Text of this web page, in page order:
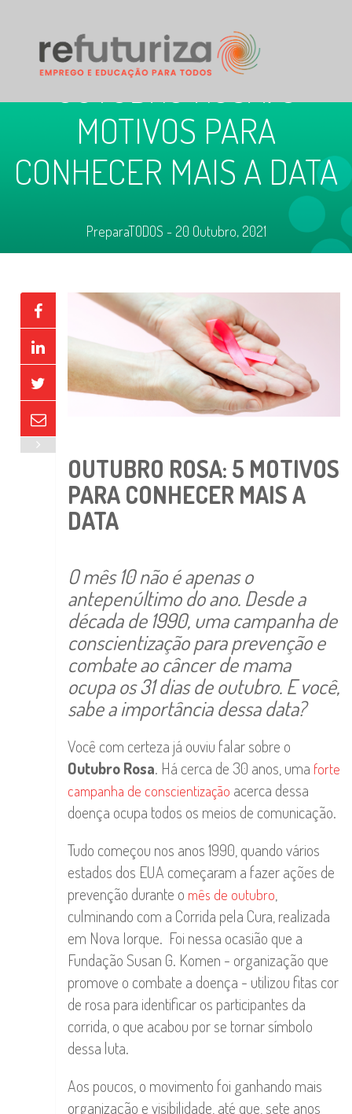
OUTUBRO ROSA: 5
MOTIVOS PARA
CONHECER MAIS A DATA
PreparaTODOS - 20 Outubro, 2021
OUTUBRO ROSA: 5 MOTIVOS
PARA CONHECER MAIS A
DATA
O mês 10 não é apenas o
antepenúltimo do ano. Desde a
década de 1990, uma campanha de
conscientização para prevenção e
combate ao câncer de mama
ocupa os 31 dias de outubro. E você,
sabe a importância dessa data?
Você com certeza já ouviu falar sobre o
Outubro Rosa. Há cerca de 30 anos, uma forte
campanha de conscientização acerca dessa
doença ocupa todos os meios de comunicação.
Tudo começou nos anos 1990, quando vários
estados dos EUA começaram a fazer ações de
prevenção durante o mês de outubro
culminando com a Corrida pela Cura, realizada
em Nova Iorque. Foi nessa ocasião que a
Fundação Susan G. Komen - organização que
promove o combate a doença - utilizou fitas cor
de rosa para identificar os participantes da
corrida, o que acabou por se tornar símbolo
dessa luta.
Aos poucos, o movimento foi ganhando mais
organização e visibilidade, até que, sete anos